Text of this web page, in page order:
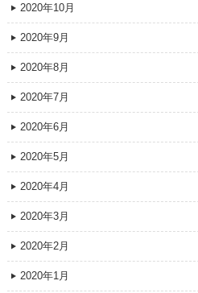
2020年10月
2020年9月
2020年8月
2020年7月
2020年6月
2020年5月
2020年4月
2020年3月
2020年2月
2020年1月